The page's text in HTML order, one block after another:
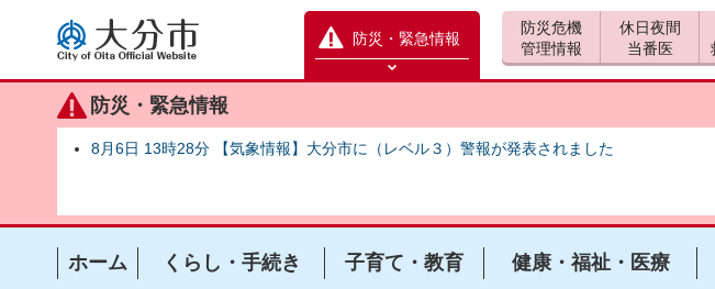
大分市
防災・緊急情報
防災緊急情報を開く
防災・緊急情報
8月6日 13時28分 【気象情報】大分市に（レベル３）警報が発表されました
防災危機
管理情報
休日夜間
当番医
ホーム くらし・手続き 子育て・教育 健康・福祉・医療